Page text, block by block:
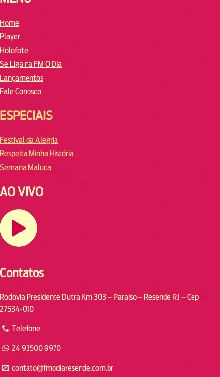
Home
Player
Holofote
Se Liga na FM O Dia
Lançamentos
Fale Conosco
ESPECIAIS
Festival da Alegria
Respeita Minha História
Semana Maluca
AO VIVO
Contatos
Rodovia Presidente Dutra Km 303 – Paraiso – Resende RJ – Cep
27534-010
Telefone
24 93500 9970
contato@fmodiaresende.com.br